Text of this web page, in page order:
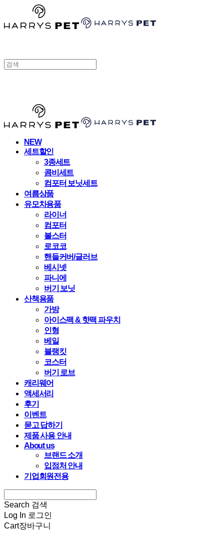
NEW
세트할인
3종세트
콤비세트
컴포터 보닛세트
여름상품
유모차용품
라이너
컴포터
볼스터
로코코
핸들커버/글러브
베시넷
파니에
버기 보닛
산책용품
가방
아이스팩 & 핫팩 파우치
인형
베일
블랭킷
코스터
버기 로브
캐리웨어
액세서리
후기
이벤트
묻고 답하기
제품 사용 안내
About us
브랜드 소개
입점처 안내
기업회원전용
Search 검색
Log In 로그인
Cart장바구니